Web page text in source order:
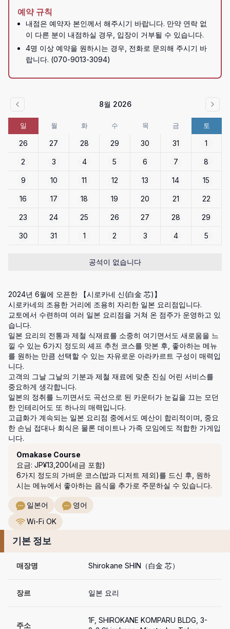
예약 규칙
내점은 예약자 본인께서 해주시기 바랍니다. 만약 연락 없
이 다른 분이 내점하실 경우, 입장이 거부될 수 있습니다.
4명 이상 예약을 원하시는 경우, 전화로 문의해 주시기 바
랍니다. (070-9013-3094)
8월 2026
일 월 화 수 목 금 토
26 27 28 29 30 31 1
2 3 4 5 6 7 8
9 10 11 12 13 14 15
16 17 18 19 20 21 22
23 24 25 26 27 28 29
30 31 1 2 3 4 5
공석이 없습니다
2024년 6월에 오픈한 【시로카네 신(白金 芯)】
시로카네의 조용한 거리에 조용히 자리한 일본 요리점입니다.
교토에서 수련하며 여러 일본 요리점을 거쳐 온 점주가 운영하고 있
습니다.
일본 요리의 전통과 제철 식재료를 소중히 여기면서도 새로움을 느
낄 수 있는 6가지 정도의 셰프 추천 코스를 맛본 후, 좋아하는 메뉴
를 원하는 만큼 선택할 수 있는 자유로운 아라카르트 구성이 매력입
니다.
고객의 그날 그날의 기분과 제철 재료에 맞춘 진심 어린 서비스를
중요하게 생각합니다.
일본의 정취를 느끼면서도 곡선으로 된 카운터가 눈길을 끄는 모던
한 인테리어도 또 하나의 매력입니다.
고급화가 계속되는 일본 요리점 중에서도 예산이 합리적이며, 중요
한 손님 접대나 회식은 물론 데이트나 가족 모임에도 적합한 가게입
니다.
Omakase Course
요금: JP¥13,200(세금 포함)
6가지 정도의 가벼운 코스(밥과 디저트 제외)를 드신 후, 원하
시는 메뉴에서 좋아하는 음식을 추가로 주문하실 수 있습니다.
일본어
영어
Wi-Fi OK
기본 정보
매장명 Shirokane SHIN（白金 芯）
장르 일본 요리
주소
1F, SHIROKANE KOMPARU BLDG, 3-